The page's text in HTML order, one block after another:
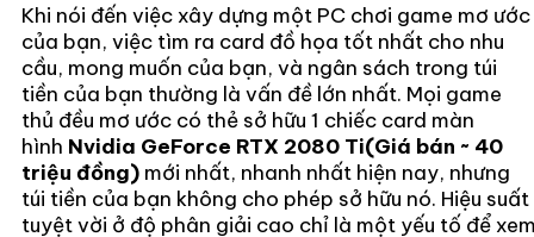
Khi nói đến việc xây dựng một PC chơi game mơ ước
của bạn, việc tìm ra card đồ họa tốt nhất cho nhu
cầu, mong muốn của bạn, và ngân sách trong túi
tiền của bạn thường là vấn đề lớn nhất. Mọi game
thủ đều mơ ước có thẻ sở hữu 1 chiếc card màn
hình Nvidia GeForce RTX 2080 Ti(Giá bán ~ 40
triệu đồng) mới nhất, nhanh nhất hiện nay, nhưng
túi tiền của bạn không cho phép sở hữu nó. Hiệu suất
tuyệt vời ở độ phân giải cao chỉ là một yếu tố để